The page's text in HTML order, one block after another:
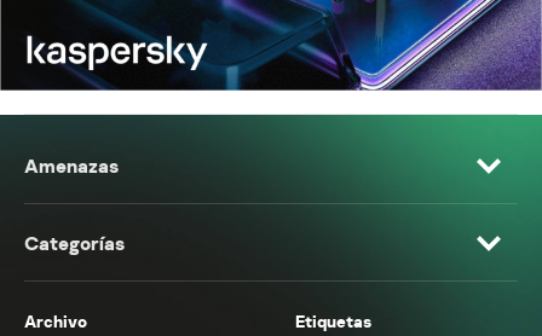
Amenazas
Categorías
Archivo Etiquetas